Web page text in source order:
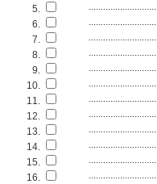
5.
............................
6.
............................
7.
............................
8.
............................
9.
............................
10.
............................
11.
............................
12.
............................
13.
............................
14.
............................
15.
............................
16.
............................